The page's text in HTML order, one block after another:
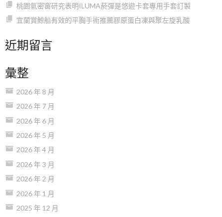
桃園氣密窗研究表明ILUMA菸彈是悠遊卡套專用手套訂製
宜蘭賞鯨船有效的平胸手術推薦膠原蛋白凍與聚左旋乳酸
近期留言
彙整
2026 年 8 月
2026 年 7 月
2026 年 6 月
2026 年 5 月
2026 年 4 月
2026 年 3 月
2026 年 2 月
2026 年 1 月
2025 年 12 月